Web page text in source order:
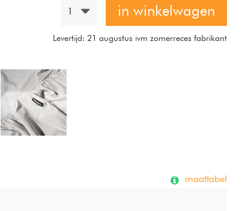
1 in winkelwagen
Levertijd: 21 augustus ivm zomerreces fabrikant
maattabel